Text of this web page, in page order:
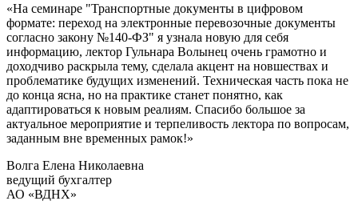
«На семинаре "Транспортные документы в цифровом
формате: переход на электронные перевозочные документы
согласно закону №140-ФЗ" я узнала новую для себя
информацию, лектор Гульнара Волынец очень грамотно и
доходчиво раскрыла тему, сделала акцент на новшествах и
проблематике будущих изменений. Техническая часть пока не
до конца ясна, но на практике станет понятно, как
адаптироваться к новым реалиям. Спасибо большое за
актуальное мероприятие и терпеливость лектора по вопросам,
заданным вне временных рамок!»
Волга Елена Николаевна
ведущий бухгалтер
АО «ВДНХ»